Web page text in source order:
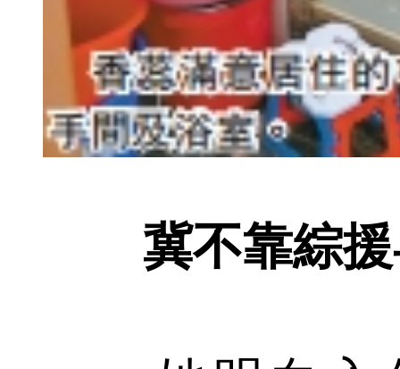
冀不靠綜